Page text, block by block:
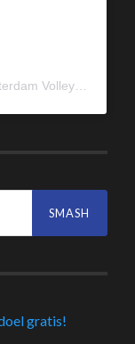
Een bericht gedeeld door Albatros Amsterdam Volleybal (@albavolley)